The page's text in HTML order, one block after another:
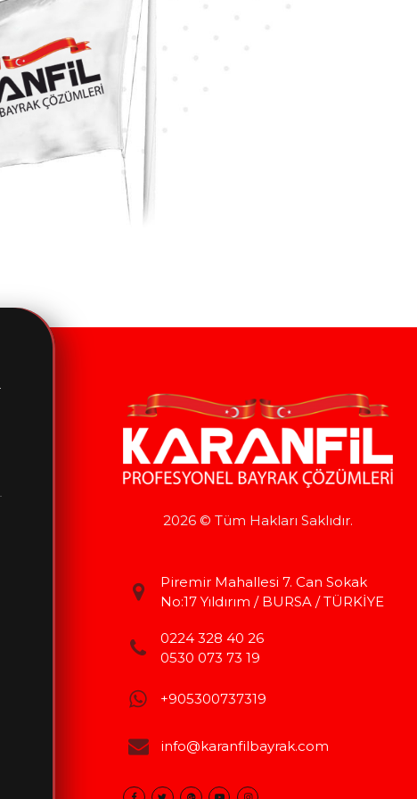
2026 © Tüm Hakları Saklıdır.
Piremir Mahallesi 7. Can Sokak
No:17 Yıldırım / BURSA / TÜRKİYE
0224 328 40 26
0530 073 73 19
+905300737319
info@karanfilbayrak.com